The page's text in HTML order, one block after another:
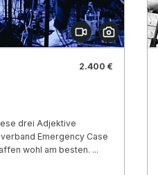
2.400 €
drei Adjektive
Emergency Case
wohl am besten. ...